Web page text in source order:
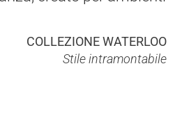
COLLEZIONE WATERLOO
Stile intramontabile